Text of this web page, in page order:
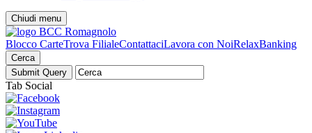
Chiudi menu
Blocco CarteTrova FilialeContattaciLavora con NoiRelaxBanking
Cerca
Tab Social